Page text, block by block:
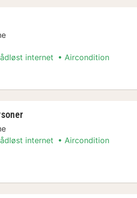
internet Aircondition
internet Aircondition